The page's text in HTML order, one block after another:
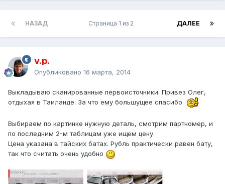
НАЗАД ДАЛЕЕ
Страница 1 из 2
v.p.
Опубликовано 16 марта, 2014
Выкладываю сканированные первоисточники. Привез Олег,
отдыхая в Таиланде. За что ему большущее спасибо
Выбираем по картинке нужную деталь, смотрим партномер, и
по последним 2-м таблицам уже ищем цену.
Цена указана в тайских батах. Рубль практически равен бату,
так что считать очень удобно